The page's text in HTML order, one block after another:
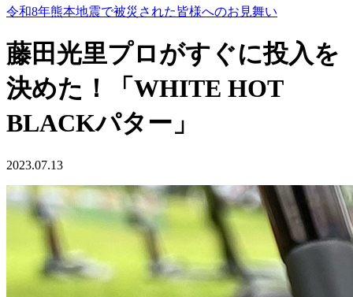
令和8年熊本地震で被災された皆様へのお見舞い
藤田光里プロがすぐに投入を
決めた！「WHITE HOT
BLACKパター」
2023.07.13